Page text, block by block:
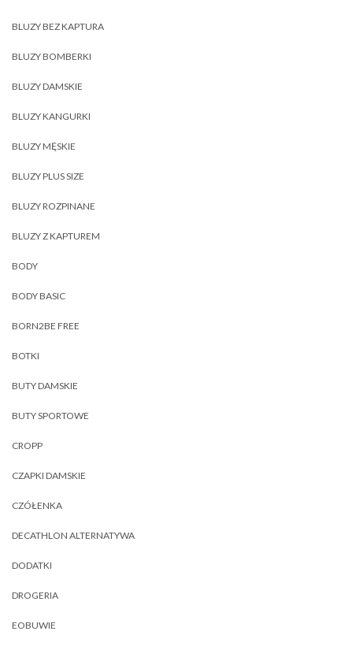
BLUZY BEZ KAPTURA
BLUZY BOMBERKI
BLUZY DAMSKIE
BLUZY KANGURKI
BLUZY MĘSKIE
BLUZY PLUS SIZE
BLUZY ROZPINANE
BLUZY Z KAPTUREM
BODY
BODY BASIC
BORN2BE FREE
BOTKI
BUTY DAMSKIE
BUTY SPORTOWE
CROPP
CZAPKI DAMSKIE
CZÓŁENKA
DECATHLON ALTERNATYWA
DODATKI
DROGERIA
EOBUWIE